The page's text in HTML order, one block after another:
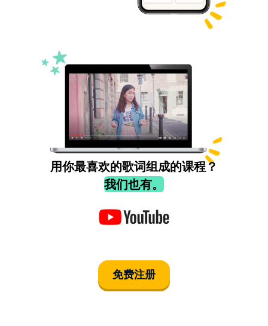
用你最喜欢的歌词组成的课程？
我们也有。
免费注册